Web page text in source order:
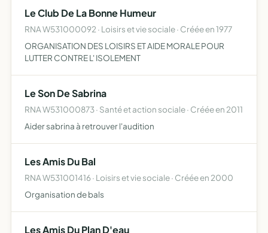
Le Club De La Bonne Humeur
RNA W531000092 · Loisirs et vie sociale · Créée en 1977
ORGANISATION DES LOISIRS ET AIDE MORALE POUR
LUTTER CONTRE L' ISOLEMENT
Le Son De Sabrina
RNA W531000873 · Santé et action sociale · Créée en 2011
Aider sabrina à retrouver l'audition
Les Amis Du Bal
RNA W531001416 · Loisirs et vie sociale · Créée en 2000
Organisation de bals
Les Amis Du Plan D'eau